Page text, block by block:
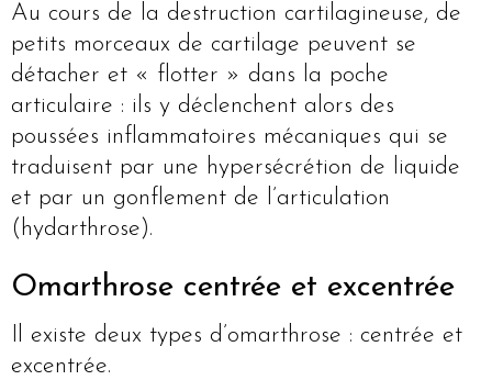
Au cours de la destruction cartilagineuse, de
petits morceaux de cartilage peuvent se
détacher et « flotter » dans la poche
articulaire : ils y déclenchent alors des
poussées inflammatoires mécaniques qui se
traduisent par une hypersécrétion de liquide
et par un gonflement de l’articulation
(hydarthrose).
Omarthrose centrée et excentrée
Il existe deux types d’omarthrose : centrée et
excentrée.